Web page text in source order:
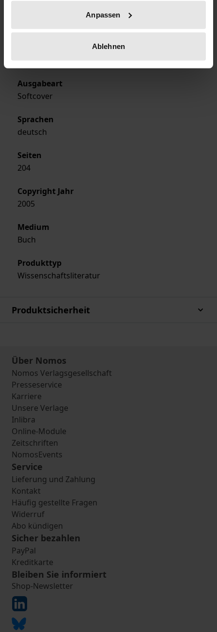
Anpassen
Ablehnen
Ergon
Ausgabeart
Softcover
Sprachen
deutsch
Seiten
204
Copyright Jahr
2005
Medium
Buch
Produkttyp
Wissenschaftsliteratur
Produktsicherheit
Über Nomos
Nomos Verlagsgesellschaft
Presseservice
Karriere
Unsere Verlage
Inlibra
Online-Module
Zeitschriften
NomosEvents
Service
Lieferung und Zahlung
Kontakt
Häufig gestellte Fragen
Widerruf
Abo kündigen
Sicher bezahlen
PayPal
Kreditkarte
Bleiben Sie informiert
Shop-Newsletter